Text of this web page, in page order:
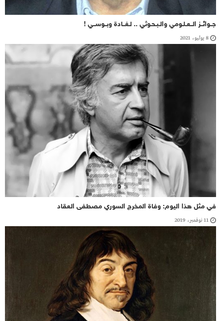
جــوائــز الــعـلـومي والـبـحـوثي .. لـغــادة وبــوســي !
8 يوليو، 2021
في مثل هذا اليوم: وفاة المخرج السوري مصطفى العقاد
11 نوفمبر، 2019